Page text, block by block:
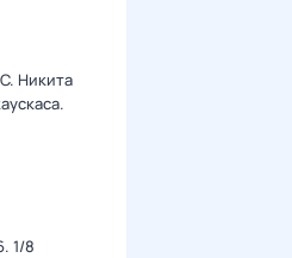
Никита
1/8